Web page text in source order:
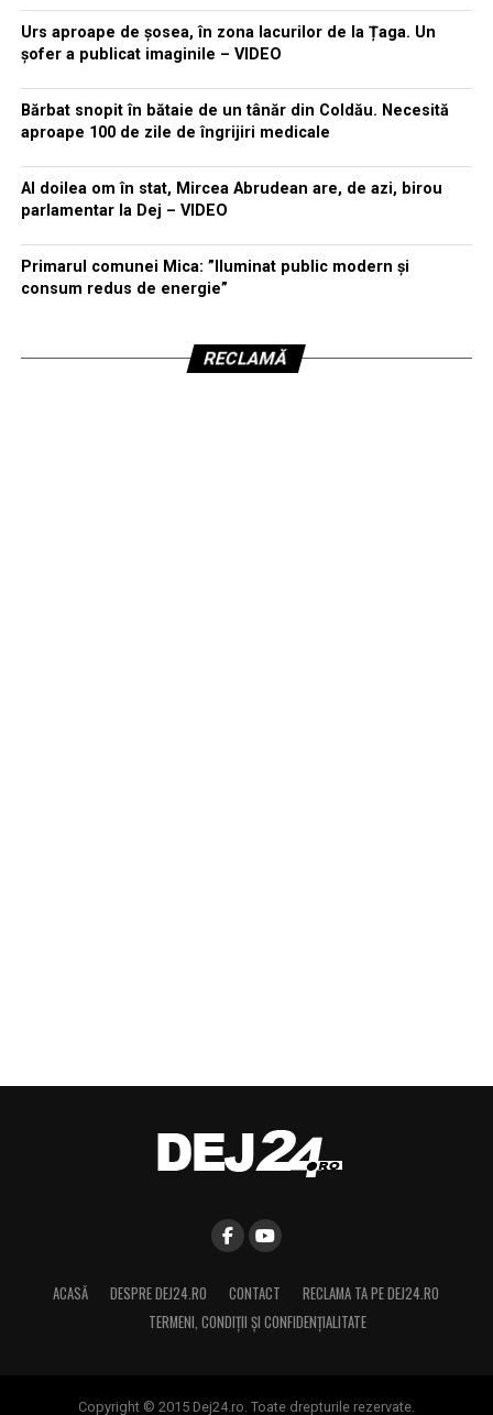
Urs aproape de șosea, în zona lacurilor de la Țaga. Un
șofer a publicat imaginile – VIDEO
Bărbat snopit în bătaie de un tânăr din Coldău. Necesită
aproape 100 de zile de îngrijiri medicale
Al doilea om în stat, Mircea Abrudean are, de azi, birou
parlamentar la Dej – VIDEO
Primarul comunei Mica: ”Iluminat public modern și
consum redus de energie”
RECLAMĂ
ACASĂ DESPRE DEJ24.RO CONTACT
RECLAMA TA PE DEJ24.RO
TERMENI, CONDIŢII ȘI CONFIDENȚIALITATE
Copyright © 2015 Dej24.ro. Toate drepturile rezervate.